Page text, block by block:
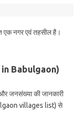
एक नगर एवं तहसील है।
in Babulgaon)
जनसंख्या की जानकारी
villages list) से